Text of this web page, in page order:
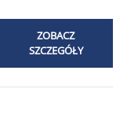
ZOBACZ
SZCZEGÓŁY